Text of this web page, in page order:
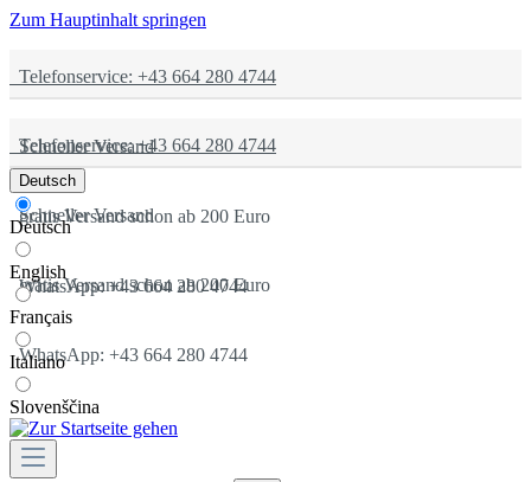
Zum Hauptinhalt springen
Telefonservice: +43 664 280 4744
Schneller Versand
gratis Versand schon ab 200 Euro
WhatsApp: +43 664 280 4744
Telefonservice: +43 664 280 4744
Schneller Versand
gratis Versand schon ab 200 Euro
WhatsApp: +43 664 280 4744
Deutsch
Deutsch
English
Français
Italiano
Slovenščina